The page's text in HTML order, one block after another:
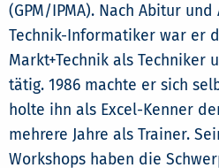
(GPM/IPMA). Nach Abitur
Technik-Informatiker war er
Markt+Technik als Techniker
tätig. 1986 machte er sich
holte ihn als Excel-Kenner
mehrere Jahre als Trainer.
Workshops haben die